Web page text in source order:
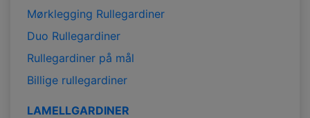
Mørklegging Rullegardiner
Duo Rullegardiner
Rullegardiner på mål
Billige rullegardiner
LAMELLGARDINER